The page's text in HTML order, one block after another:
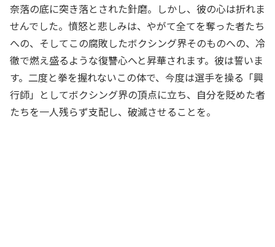
奈落の底に突き落とされた針磨。しかし、彼の心は折れま
せんでした。憤怒と悲しみは、やがて全てを奪った者たち
への、そしてこの腐敗したボクシング界そのものへの、冷
徹で燃え盛るような復讐心へと昇華されます。彼は誓いま
す。二度と拳を握れないこの体で、今度は選手を操る「興
行師」としてボクシング界の頂点に立ち、自分を貶めた者
たちを一人残らず支配し、破滅させることを。